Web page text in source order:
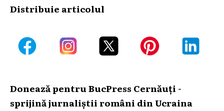
Distribuie articolul
Donează pentru BucPress Cernăuți -
sprijină jurnaliștii români din Ucraina